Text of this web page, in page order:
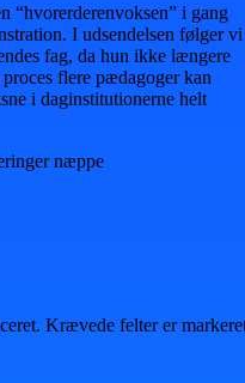
“hvorerderenvoksen” i gang
I udsendelsen følger vi
fag, da hun ikke længere
flere pædagoger kan
i daginstitutionerne helt
næppe
Krævede felter er